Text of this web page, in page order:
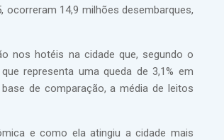
ocorreram 14,9 milhões desembarques,
nos hotéis na cidade que, segundo o
representa uma queda de 3,1% em
de comparação, a média de leitos
e como ela atingiu a cidade mais